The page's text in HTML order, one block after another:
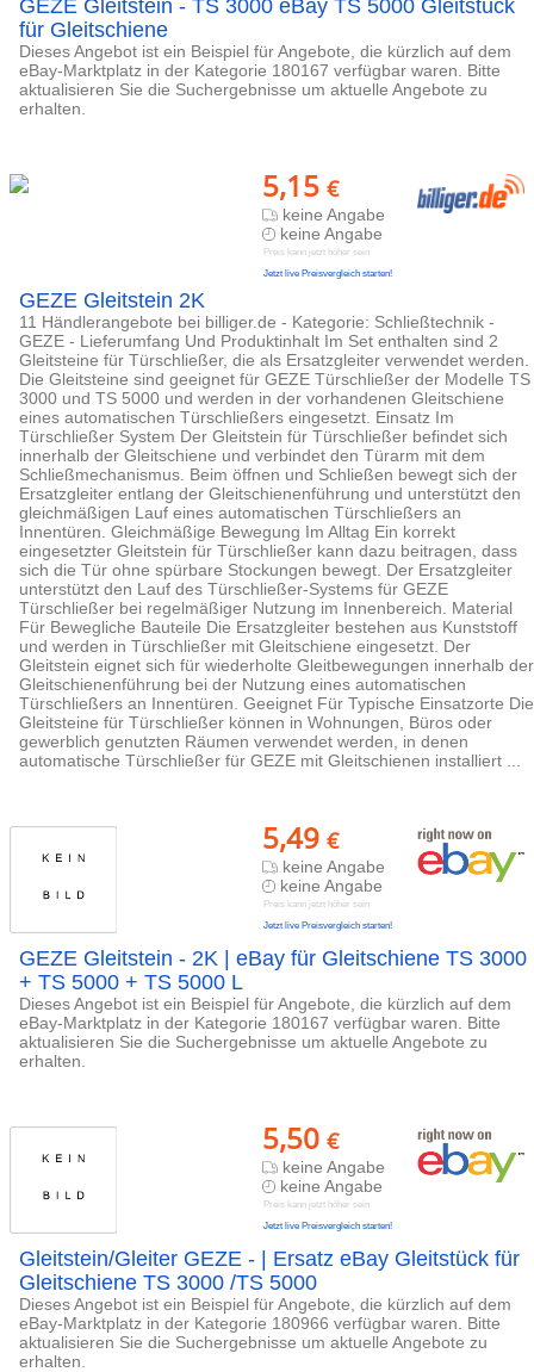
GEZE Gleitstein - TS 3000 eBay TS 5000 Gleitstück
für Gleitschiene
Dieses Angebot ist ein Beispiel für Angebote, die kürzlich auf dem
eBay-Marktplatz in der Kategorie 180167 verfügbar waren. Bitte
aktualisieren Sie die Suchergebnisse um aktuelle Angebote zu
erhalten.
5,15 €
keine Angabe
keine Angabe
Preis kann jetzt höher sein
Jetzt live Preisvergleich starten!
GEZE Gleitstein 2K
11 Händlerangebote bei billiger.de - Kategorie: Schließtechnik -
GEZE - Lieferumfang Und Produktinhalt Im Set enthalten sind 2
Gleitsteine für Türschließer, die als Ersatzgleiter verwendet werden.
Die Gleitsteine sind geeignet für GEZE Türschließer der Modelle TS
3000 und TS 5000 und werden in der vorhandenen Gleitschiene
eines automatischen Türschließers eingesetzt. Einsatz Im
Türschließer System Der Gleitstein für Türschließer befindet sich
innerhalb der Gleitschiene und verbindet den Türarm mit dem
Schließmechanismus. Beim öffnen und Schließen bewegt sich der
Ersatzgleiter entlang der Gleitschienenführung und unterstützt den
gleichmäßigen Lauf eines automatischen Türschließers an
Innentüren. Gleichmäßige Bewegung Im Alltag Ein korrekt
eingesetzter Gleitstein für Türschließer kann dazu beitragen, dass
sich die Tür ohne spürbare Stockungen bewegt. Der Ersatzgleiter
unterstützt den Lauf des Türschließer-Systems für GEZE
Türschließer bei regelmäßiger Nutzung im Innenbereich. Material
Für Bewegliche Bauteile Die Ersatzgleiter bestehen aus Kunststoff
und werden in Türschließer mit Gleitschiene eingesetzt. Der
Gleitstein eignet sich für wiederholte Gleitbewegungen innerhalb der
Gleitschienenführung bei der Nutzung eines automatischen
Türschließers an Innentüren. Geeignet Für Typische Einsatzorte Die
Gleitsteine für Türschließer können in Wohnungen, Büros oder
gewerblich genutzten Räumen verwendet werden, in denen
automatische Türschließer für GEZE mit Gleitschienen installiert ...
5,49 €
keine Angabe
keine Angabe
Preis kann jetzt höher sein
Jetzt live Preisvergleich starten!
GEZE Gleitstein - 2K | eBay für Gleitschiene TS 3000
+ TS 5000 + TS 5000 L
Dieses Angebot ist ein Beispiel für Angebote, die kürzlich auf dem
eBay-Marktplatz in der Kategorie 180167 verfügbar waren. Bitte
aktualisieren Sie die Suchergebnisse um aktuelle Angebote zu
erhalten.
5,50 €
keine Angabe
keine Angabe
Preis kann jetzt höher sein
Jetzt live Preisvergleich starten!
Gleitstein/Gleiter GEZE - | Ersatz eBay Gleitstück für
Gleitschiene TS 3000 /TS 5000
Dieses Angebot ist ein Beispiel für Angebote, die kürzlich auf dem
eBay-Marktplatz in der Kategorie 180966 verfügbar waren. Bitte
aktualisieren Sie die Suchergebnisse um aktuelle Angebote zu
erhalten.